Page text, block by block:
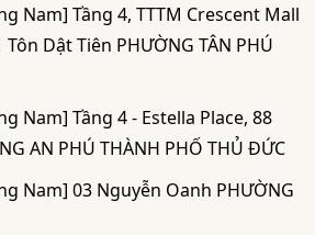
Nam] Tầng 4, TTTM Crescent Mall
Dật Tiên PHƯỜNG TÂN PHÚ
Nam] Tầng 4 - Estella Place, 88
AN PHÚ THÀNH PHỐ THỦ ĐỨC
Nam] 03 Nguyễn Oanh PHƯỜNG